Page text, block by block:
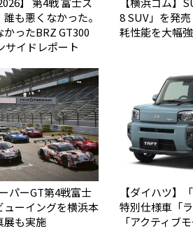
も悪くなかった。
った――BRZ GT300
サイドレポート
8 SUV」を発
耗性能を大幅
パーGT第4戦富士
ューイングを横浜本
も実施
【ダイハツ】
特別仕様車「
「アクティブ